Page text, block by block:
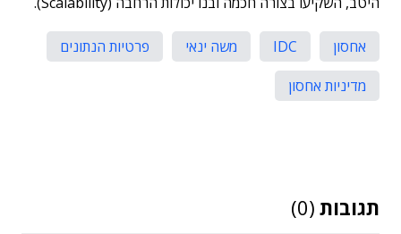
אחסון IDC משה ינאי
פרטיות הנתונים
מדיניות אחסון
תגובות (0)